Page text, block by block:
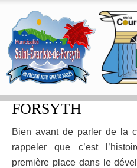
HISTORIQUE ST-
FORSYTH
Bien avant de parler de la
rappeler que c’est
première place dans le